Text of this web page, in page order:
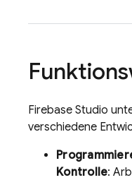
Firebase Studio
verschiedene
Kontrolle: